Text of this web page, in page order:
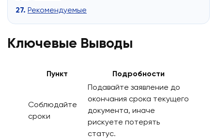
Рекомендуемые
Ключевые Выводы
Пункт Подробности
Соблюдайте
сроки
Подавайте заявление до
окончания срока текущего
документа, иначе
рискуете потерять
статус.